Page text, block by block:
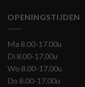
OPENINGSTIJDEN
Ma 8.00-17.00u
Di 8.00-17.00u
Wo 8.00-17.00u
Do 8.00-17.00u